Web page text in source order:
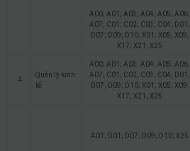
A00; A01; A03; A04; A05; A06;
A07; C01; C02; C03; C04; D01;
D07; D09; D10; X01; X05; X09;
X17; X21; X25
4
Quản lý kinh
tế
A00; A01; A03; A04; A05; A06;
A07; C01; C02; C03; C04; D01;
D07; D09; D10; X01; X05; X09;
X17; X21; X25
A01; D01; D07; D09; D10; X25